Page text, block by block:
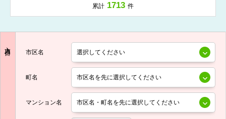
累計 1713 件
市区名
町名
マンション名